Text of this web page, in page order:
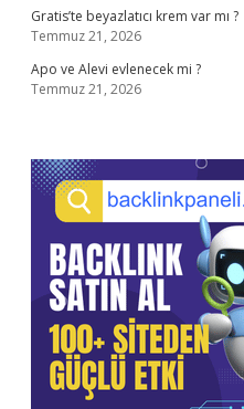
Gratis’te beyazlatıcı krem var mı ?
Temmuz 21, 2026
Apo ve Alevi evlenecek mi ?
Temmuz 21, 2026